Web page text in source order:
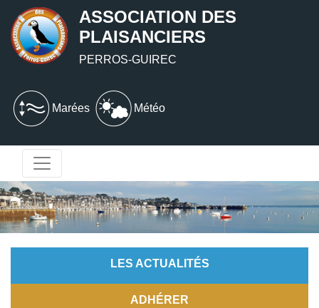
ASSOCIATION DES
PLAISANCIERS
PERROS-GUIREC
Marées Météo
LES ACTUALITÉS
ADHÉRER